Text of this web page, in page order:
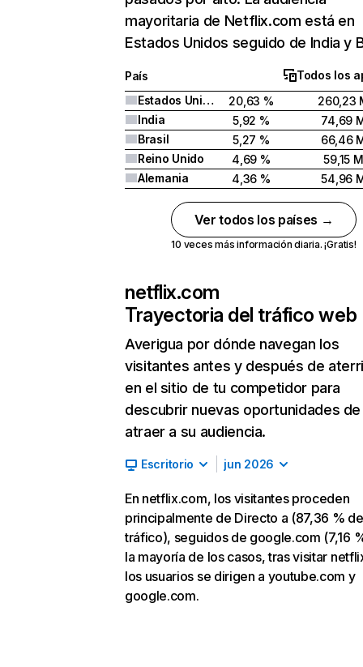
mayoritaria de Netflix.com está en
Estados Unidos seguido de India y
País
Todos los
Estados Unidos
20,63 %
260,23
India
5,92 %
74,69
Brasil
5,27 %
66,46
Reino Unido
4,69 %
59,15 M
Alemania
4,36 % 54,96
Ver todos los países →
10 veces más información diaria. ¡Gratis!
netflix.com
Trayectoria del tráfico web
Averigua por dónde navegan los
visitantes antes y después de
en el sitio de tu competidor para
descubrir nuevas oportunidades de
atraer a su audiencia.
Escritorio jun 2026
En netflix.com, los visitantes proceden
principalmente de Directo a (87,36 % de
tráfico), seguidos de google.com (7,16
la mayoría de los casos, tras visitar
los usuarios se dirigen a youtube.com y
google.com.